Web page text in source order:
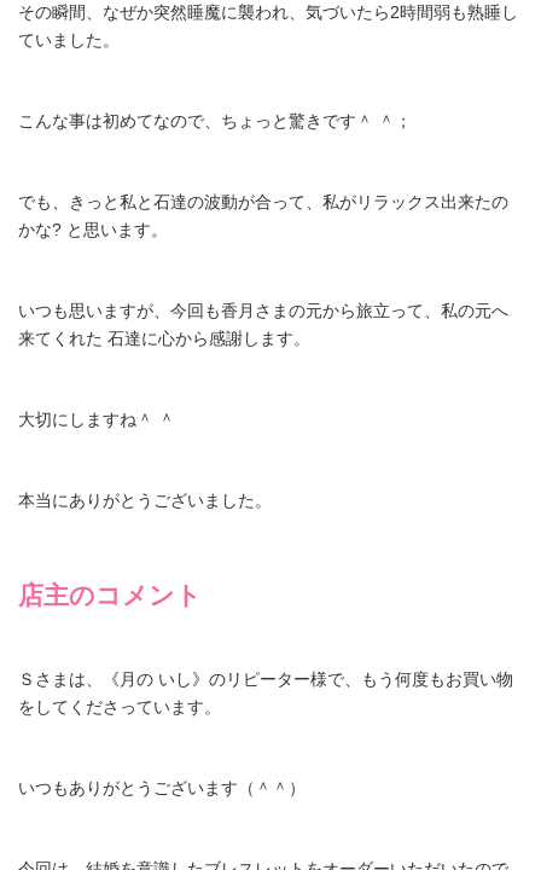
その瞬間、なぜか突然睡魔に襲われ、気づいたら2時間弱も熟睡し
ていました。
こんな事は初めてなので、ちょっと驚きです＾ ＾；
でも、きっと私と石達の波動が合って、私がリラックス出来たの
かな? と思います。
いつも思いますが、今回も香月さまの元から旅立って、私の元へ
来てくれた 石達に心から感謝します。
大切にしますね＾ ＾
本当にありがとうございました。
店主のコメント
Ｓさまは、《月の いし》のリピーター様で、もう何度もお買い物
をしてくださっています。
いつもありがとうございます（＾＾）